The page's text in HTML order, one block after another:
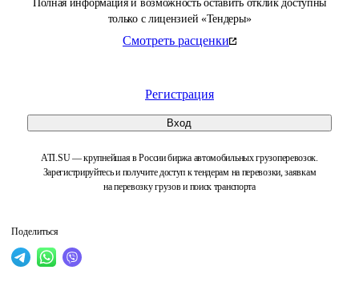
Полная информация и возможность оставить отклик доступны
только с лицензией «Тендеры»
Смотреть расценки
Регистрация
Вход
ATI.SU — крупнейшая в России биржа автомобильных грузоперевозок.
Зарегистрируйтесь и получите доступ к тендерам на перевозки, заявкам
на перевозку грузов и поиск транспорта
Поделиться